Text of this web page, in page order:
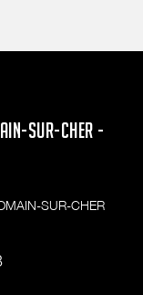
SUR-CHER -
SUR-CHER